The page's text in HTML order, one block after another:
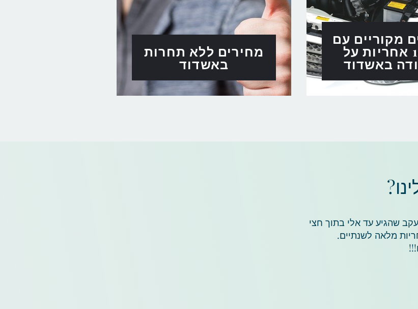
מקוריים עם
100% אחריות על
באשדוד
מחירים ללא תחרות
באשדוד
שהגיע עד אלי בתוך חצי
מלאה לשנתיים.